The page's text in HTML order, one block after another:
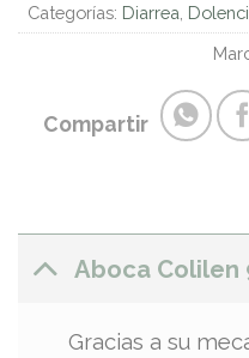
Categorías: Diarrea
Compartir
Aboca Colilen
Gracias a su